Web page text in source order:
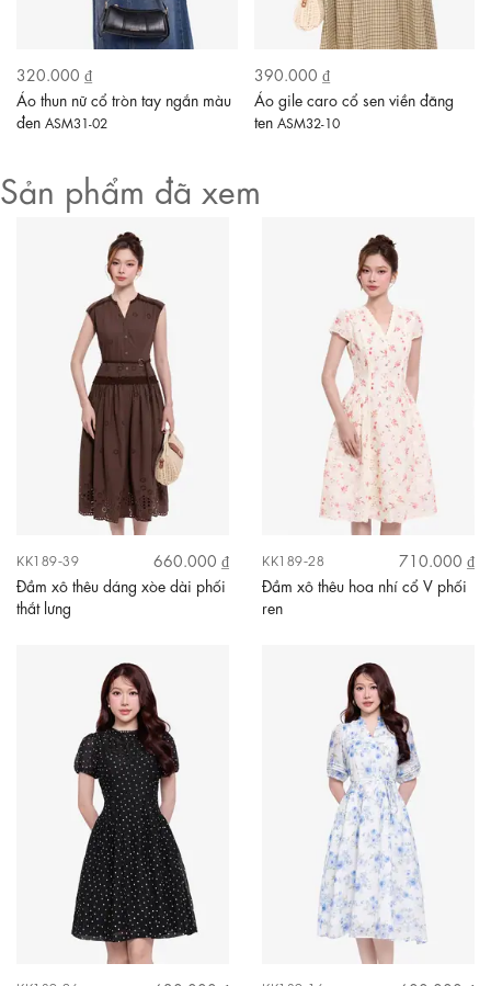
320.000 ₫
Áo thun nữ cổ tròn tay ngắn màu
đen ASM31-02
390.000 ₫
Áo gile caro cổ sen viền đăng
ten ASM32-10
Sản phẩm đã xem
KK189-39
660.000 ₫
Đầm xô thêu dáng xòe dài phối
thắt lưng
KK189-28
710.000 ₫
Đầm xô thêu hoa nhí cổ V phối
ren